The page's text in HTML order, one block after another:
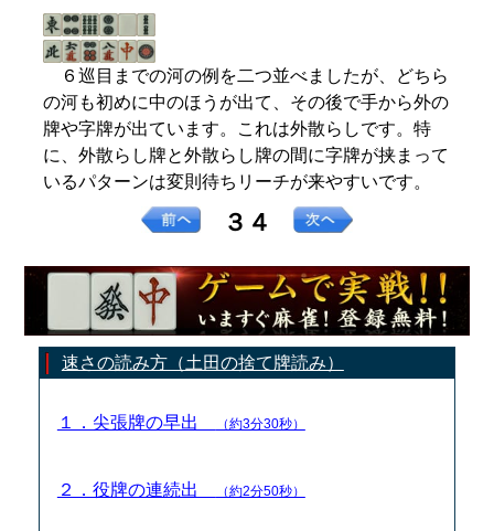
６巡目までの河の例を二つ並べましたが、どちら
の河も初めに中のほうが出て、その後で手から外の
牌や字牌が出ています。これは外散らしです。特
に、外散らし牌と外散らし牌の間に字牌が挟まって
いるパターンは変則待ちリーチが来やすいです。
３４
速さの読み方（土田の捨て牌読み）
１．尖張牌の早出 （約3分30秒）
２．役牌の連続出 （約2分50秒）